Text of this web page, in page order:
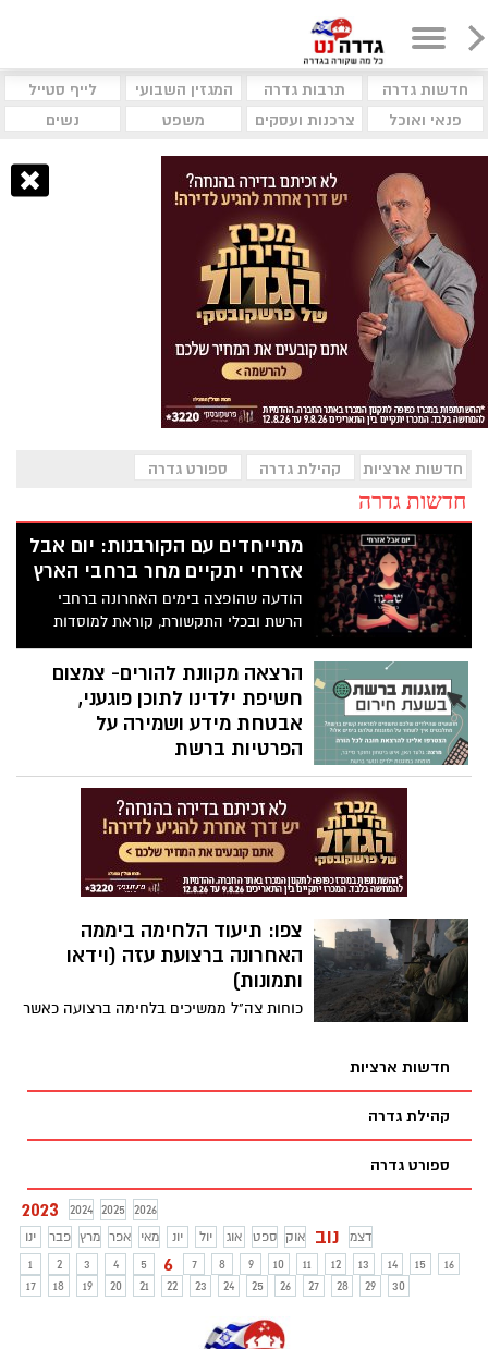
חדשות גדרה תרבות גדרה המגזין השבועי
לייף סטייל
פנאי ואוכל
צרכנות ועסקים משפט נשים
חדשות ארציות קהילת גדרה ספורט גדרה
חדשות גדרה
מתייחדים עם הקורבנות: יום אבל
אזרחי יתקיים מחר ברחבי הארץ
הודעה שהופצה בימים האחרונה ברחבי
הרשת ובכלי התקשורת, קוראת למוסדות
חינוך, מוסדות ציבור וגופים אחרים לקיים מחר
(שלישי) יום אבל אזרחי לצד טקס זיכרון לזכר
הנרצחים והנופלים ודקה דומייה בשעה 11:00
הרצאה מקוונת להורים- צמצום
חשיפת ילדינו לתוכן פוגעני,
אבטחת מידע ושמירה על
הפרטיות ברשת
צפו: תיעוד הלחימה ביממה
האחרונה ברצועת עזה (וידאו
ותמונות)
כוחות צה"ל ממשיכים בלחימה ברצועה כאשר
בשיתוף שב"כ מפקדים בארגון הטרור. צפו
חדשות ארציות
קהילת גדרה
ספורט גדרה
2023 2024 2025
2026
ינו
פבר מרץ אפר מאי יונ יול אוג ספט אוק נוב
דצמ
1
2 3 4 5 6 7 8 9 10 11 12 13 14 15
16
17
18 19 20 21 22 23 24 25 26 27 28 29 30